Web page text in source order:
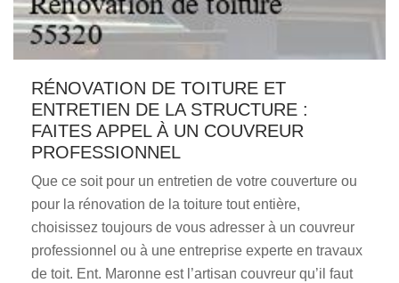
RÉNOVATION DE TOITURE ET
ENTRETIEN DE LA STRUCTURE :
FAITES APPEL À UN COUVREUR
PROFESSIONNEL
Que ce soit pour un entretien de votre couverture ou
pour la rénovation de la toiture tout entière,
choisissez toujours de vous adresser à un couvreur
professionnel ou à une entreprise experte en travaux
de toit. Ent. Maronne est l’artisan couvreur qu’il faut